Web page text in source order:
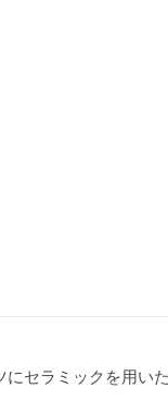
セラミックを用